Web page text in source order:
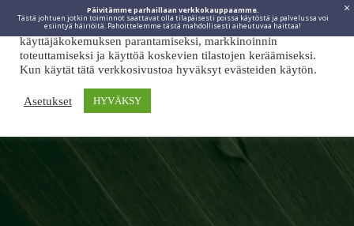
Päivitämme parhaillaan verkkokauppaamme.
Tästä johtuen jotkin toiminnot saattavat olla tilapäisesti poissa käytöstä ja palvelussa voi
esiintyä häiriöitä. Pahoittelemme tästä mahdollisesti aiheutuvaa haittaa!
Viidakkotohtori.fi käyttää internetpalveluissaan evästeitä
käyttäjäkokemuksen parantamiseksi, markkinoinnin
toteuttamiseksi ja käyttöä koskevien tilastojen keräämiseksi.
Kun käytät tätä verkkosivustoa hyväksyt evästeiden käytön.
Asetukset HYVÄKSY